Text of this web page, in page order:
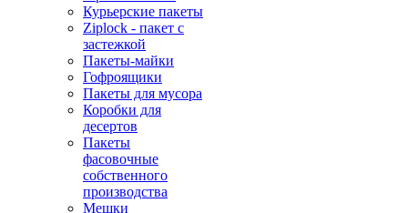
Курьерские пакеты
Ziplock - пакет с
застежкой
Пакеты-майки
Гофроящики
Пакеты для мусора
Коробки для
десертов
Пакеты
фасовочные
собственного
производства
Мешки